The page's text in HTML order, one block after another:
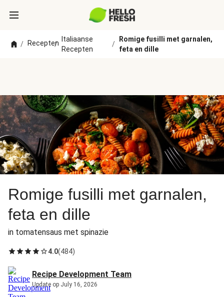
/ Recepten
/
Italiaanse
Recepten
/
Romige fusilli met garnalen,
feta en dille
Romige fusilli met garnalen,
feta en dille
in tomatensaus met spinazie
4.0(484)
Recipe Development Team
Update op July 16, 2026